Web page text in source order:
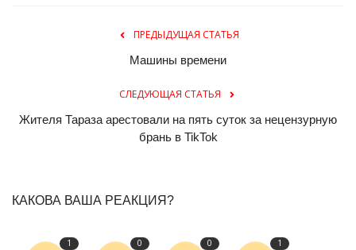
ПРЕДЫДУЩАЯ СТАТЬЯ
Машины времени
СЛЕДУЮЩАЯ СТАТЬЯ
Жителя Тараза арестовали на пять суток за нецензурную
брань в TikTok
КАКОВА ВАША РЕАКЦИЯ?
1 0 0 1